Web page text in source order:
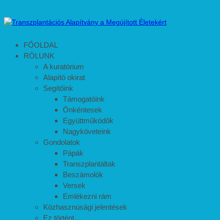
FŐOLDAL
RÓLUNK
A kuratórium
Alapító okirat
Segítőink
Támogatóink
Önkéntesek
Együttműködők
Nagyköveteink
Gondolatok
Pápák
Transzplantáltak
Beszámolók
Versek
Emlékezni rám
Közhasznúsági jelentések
Ez történt…